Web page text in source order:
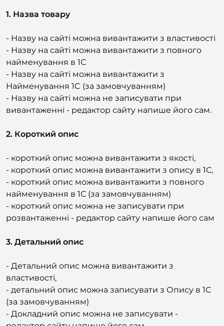
- Назву на сайті можна вивантажити з властивості
- Назву на сайті можна вивантажити з повного
найменування в 1С
- Назву на сайті можна вивантажити з
Найменування 1C (за замовчуванням)
- Назву на сайті можна не записувати при
- короткий опис можна вивантажити з якості,
- короткий опис можна вивантажити з опису в 1С,
- короткий опис можна вивантажити з повного
найменування в 1С (за замовчуванням)
- короткий опис можна не записувати при
- Детальний опис можна вивантажити з
властивості,
- детальний опис можна записувати з Опису в 1С
(за замовчуванням)